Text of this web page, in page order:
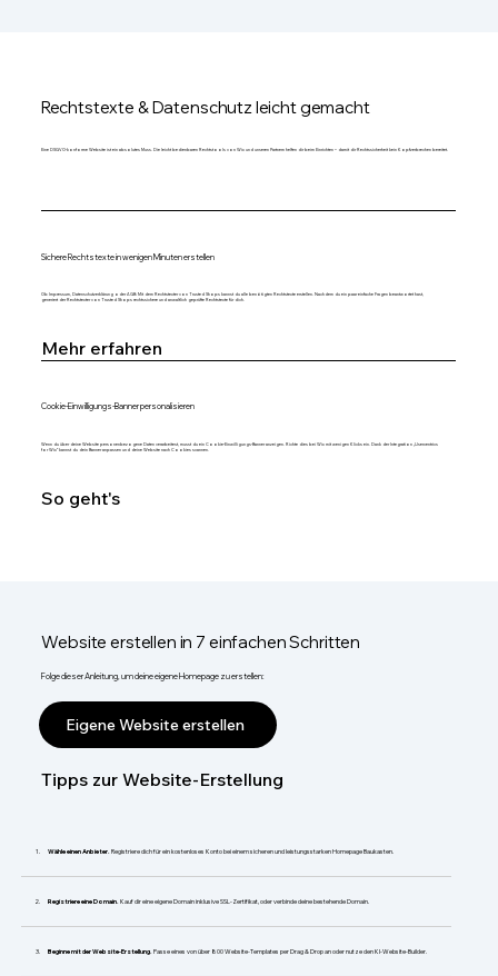
Rechtstexte & Datenschutz leicht gemacht
Eine DSGVO-konforme Website ist ein absolutes Muss. Die leicht bedienbaren Rechtstools von Wix und unseren Partnern helfen dir beim Einrichten – damit dir Rechtssicherheit kein Kopfzerbrechen bereitet.
Sichere Rechtstexte in wenigen Minuten erstellen
Ob Impressum, Datenschutzerklärung oder AGB: Mit dem Rechtstexter von Trusted Shops kannst du alle benötigten Rechtstexte erstellen. Nachdem du ein paar einfache Fragen beantwortet hast,
generiert der Rechtstexter von Trusted Shops rechtssichere und anwaltlich geprüfte Rechtstexte für dich.
Mehr erfahren
Cookie-Einwilligungs-Banner personalisieren
Wenn du über deine Website personenbezogene Daten verarbeitest, musst du ein Cookie-Einwilligungs-Banner anzeigen. Richte dies bei Wix mit wenigen Klicks ein. Dank der Integration „Usercentrics
for Wix“ kannst du dein Banner anpassen und deine Website nach Cookies scannen.
So geht's
Website erstellen in 7 einfachen Schritten
Folge dieser Anleitung, um deine eigene Homepage zu erstellen:
Eigene Website erstellen
Tipps zur Website-Erstellung
Wähle einen Anbieter. Registriere dich für ein kostenloses Konto bei einem sicheren und leistungsstarken Homepage Baukasten.
Registriere eine Domain. Kauf dir eine eigene Domain inklusive SSL-Zertifikat, oder verbinde deine bestehende Domain.
Beginne mit der Website-Erstellung. Passe eines von über 800 Website-Templates per Drag & Drop an oder nutze den KI-Website-Builder.